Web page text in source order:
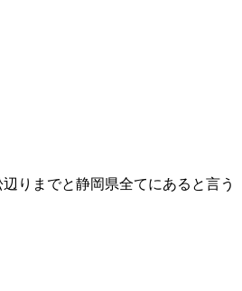
りまでと静岡県全てにあると言う